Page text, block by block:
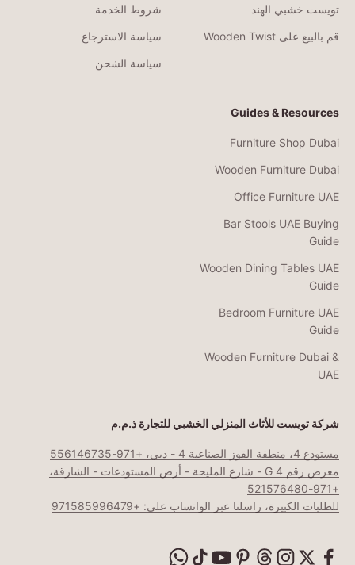
تويست خشبي الهند
قم بالبيع على Wooden Twist
شروط الخدمة
سياسة الاسترجاع
سياسة الشحن
Guides & Resources
Furniture Shop Dubai
Wooden Furniture Dubai
Office Furniture UAE
Bar Stools UAE Buying
Guide
Wooden Dining Tables UAE
Guide
Bedroom Furniture UAE
Guide
Wooden Furniture Dubai &
UAE
شركة تويست للأثاث المنزلي الخشبي للتجارة ذ.م.م
مستودع 4، منطقة القوز الصناعية 4 - دبي، +971-556146735
معرض رقم G 4 - شارع المليحة - أرض المستودعات - الشارقة،
+971-521576480
للطلبات الكبيرة، راسلنا عبر الواتساب على: +971585996479